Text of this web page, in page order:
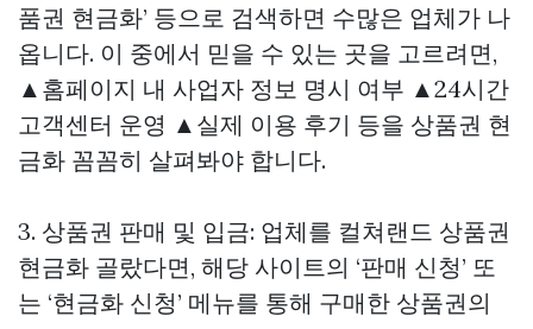
품권 현금화’ 등으로 검색하면 수많은 업체가 나
옵니다. 이 중에서 믿을 수 있는 곳을 고르려면,
▲홈페이지 내 사업자 정보 명시 여부 ▲24시간
고객센터 운영 ▲실제 이용 후기 등을 상품권 현
금화 꼼꼼히 살펴봐야 합니다.
3. 상품권 판매 및 입금: 업체를 컬쳐랜드 상품권
현금화 골랐다면, 해당 사이트의 ‘판매 신청’ 또
는 ‘현금화 신청’ 메뉴를 통해 구매한 상품권의